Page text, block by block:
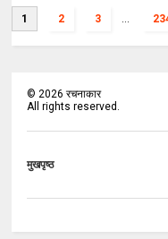
1 2 3 ...
©2026 रचनाकार
All rights reserved.
मुखपृष्ठ